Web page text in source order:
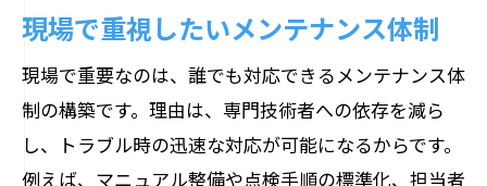
現場で重視したいメンテナンス体制
現場で重要なのは、誰でも対応できるメンテナンス体
制の構築です。理由は、専門技術者への依存を減ら
し、トラブル時の迅速な対応が可能になるからです。
例えば、マニュアル整備や点検手順の標準化、担当者